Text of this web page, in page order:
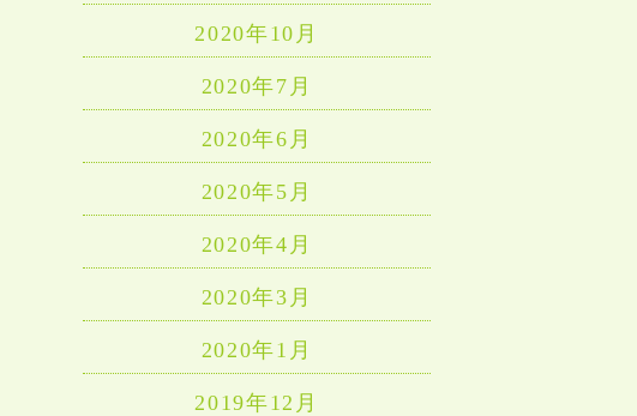
2020年10月
2020年7月
2020年6月
2020年5月
2020年4月
2020年3月
2020年1月
2019年12月